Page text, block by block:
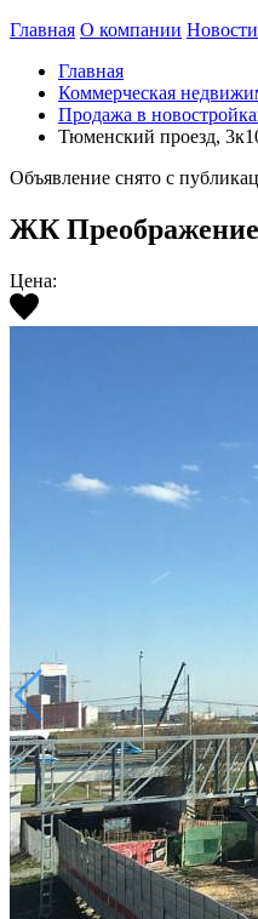
Главная О компании Новости
Главная
Коммерческая
Продажа в
Тюменский проезд,
Объявление снято с
ЖК
Цена: